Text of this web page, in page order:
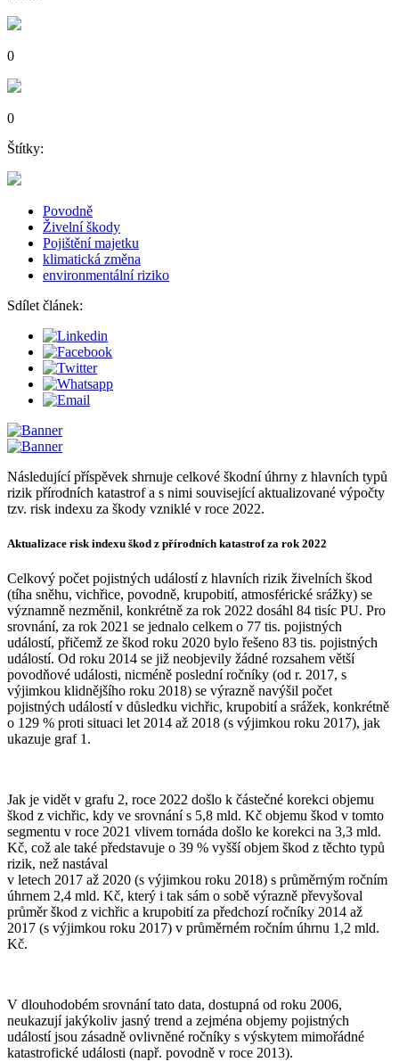
0
0
Štítky:
Povodně
Živelní škody
Pojištění majetku
klimatická změna
environmentální riziko
Sdílet článek:
Následující příspěvek shrnuje celkové škodní úhrny z hlavních typů
rizik přírodních katastrof a s nimi související aktualizované výpočty
tzv. risk indexu za škody vzniklé v roce 2022.
Aktualizace risk indexu škod z přírodních katastrof za rok 2022
Celkový počet pojistných událostí z hlavních rizik živelních škod
(tíha sněhu, vichřice, povodně, krupobití, atmosférické srážky) se
významně nezměnil, konkrétně za rok 2022 dosáhl 84 tisíc PU. Pro
srovnání, za rok 2021 se jednalo celkem o 77 tis. pojistných
událostí, přičemž ze škod roku 2020 bylo řešeno 83 tis. pojistných
událostí. Od roku 2014 se již neobjevily žádné rozsahem větší
povodňové události, nicméně poslední ročníky (od r. 2017, s
výjimkou klidnějšího roku 2018) se výrazně navýšil počet
pojistných událostí v důsledku vichřic, krupobití a srážek, konkrétně
o 129 % proti situaci let 2014 až 2018 (s výjimkou roku 2017), jak
ukazuje graf 1.
Jak je vidět v grafu 2, roce 2022 došlo k částečné korekci objemu
škod z vichřic, kdy ve srovnání s 5,8 mld. Kč objemu škod v tomto
segmentu v roce 2021 vlivem tornáda došlo ke korekci na 3,3 mld.
Kč, což ale také představuje o 39 % vyšší objem škod z těchto typů
rizik, než nastával
v letech 2017 až 2020 (s výjimkou roku 2018) s průměrným ročním
úhrnem 2,4 mld. Kč, který i tak sám o sobě výrazně převyšoval
průměr škod z vichřic a krupobití za předchozí ročníky 2014 až
2017 (s výjimkou roku 2017) v průměrném ročním úhrnu 1,2 mld.
Kč.
V dlouhodobém srovnání tato data, dostupná od roku 2006,
neukazují jakýkoliv jasný trend a zejména objemy pojistných
událostí jsou zásadně ovlivněné ročníky s výskytem mimořádné
katastrofické události (např. povodně v roce 2013).